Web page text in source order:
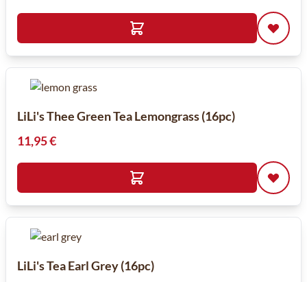
LiLi's Thee Green Tea Lemongrass (16pc)
11,95 €
LiLi's Tea Earl Grey (16pc)